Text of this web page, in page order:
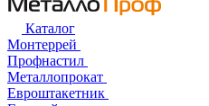
Каталог
Монтеррей
Профнастил
Металлопрокат
Евроштакетник